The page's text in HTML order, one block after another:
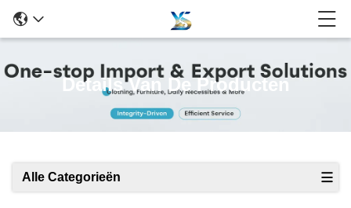
Details Van De Producten
Alle Categorieën